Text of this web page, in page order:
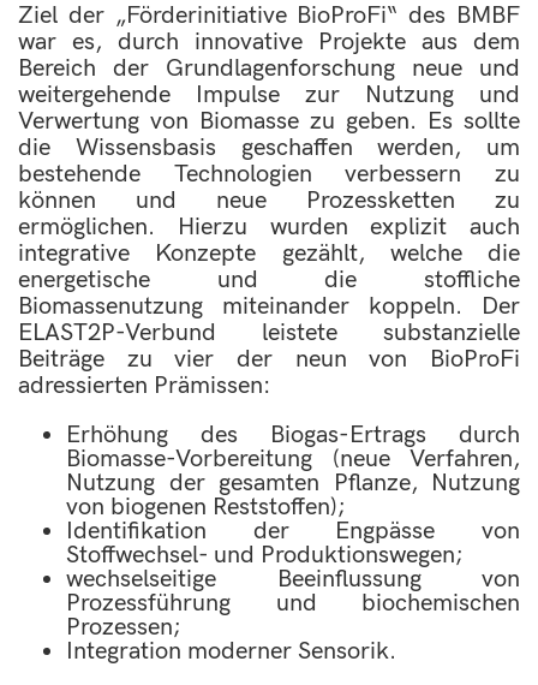
Ziel der „Förderinitiative BioProFi“ des BMBF
war es, durch innovative Projekte aus dem
Bereich der Grundlagenforschung neue und
weitergehende Impulse zur Nutzung und
Verwertung von Biomasse zu geben. Es sollte
die Wissensbasis geschaffen werden, um
bestehende Technologien verbessern zu
können und neue Prozessketten zu
ermöglichen. Hierzu wurden explizit auch
integrative Konzepte gezählt, welche die
energetische und die stoffliche
Biomassenutzung miteinander koppeln. Der
ELAST2P-Verbund leistete substanzielle
Beiträge zu vier der neun von BioProFi
adressierten Prämissen:
Erhöhung des Biogas-Ertrags durch
Biomasse-Vorbereitung (neue Verfahren,
Nutzung der gesamten Pflanze, Nutzung
von biogenen Reststoffen);
Identifikation der Engpässe von
Stoffwechsel- und Produktionswegen;
wechselseitige Beeinflussung von
Prozessführung und biochemischen
Prozessen;
Integration moderner Sensorik.